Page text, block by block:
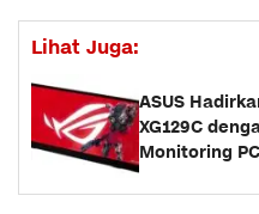
Lihat Juga:
ASUS
XG129C
Monitoring PC